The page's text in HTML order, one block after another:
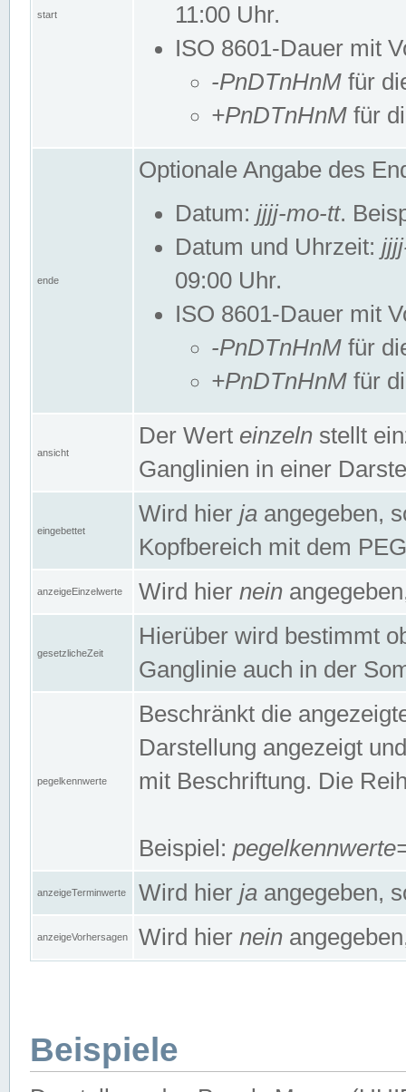
start
11:00 Uhr.
ISO 8601-Dauer mit
-PnDTnHnM für
+PnDTnHnM für
ende
Optionale Angabe des
Datum: jjjj-mo-tt.
Datum und Uhrzeit:
09:00 Uhr.
ISO 8601-Dauer mit
-PnDTnHnM für
+PnDTnHnM für
ansicht
Der Wert einzeln stellt
Ganglinien in einer
eingebettet
Wird hier ja angegeben,
Kopfbereich mit dem
anzeigeEinzelwerte Wird hier nein
gesetzlicheZeit
Hierüber wird bestimmt
Ganglinie auch in der
pegelkennwerte
Beschränkt die
Darstellung angezeigt
mit Beschriftung. Die
Beispiel:
anzeigeTerminwerte Wird hier ja angegeben,
anzeigeVorhersagen Wird hier nein
Beispiele